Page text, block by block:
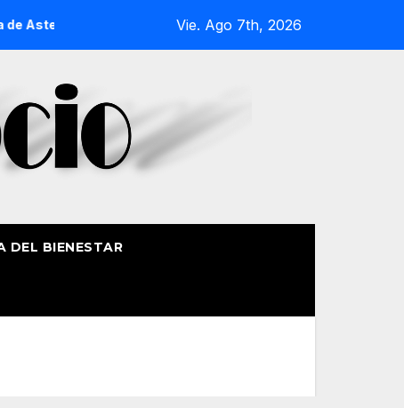
Nagusia 2026 La Procesión Náutica de la Amatxu de
Vie. Ago 7th, 2026
DEL BIENESTAR